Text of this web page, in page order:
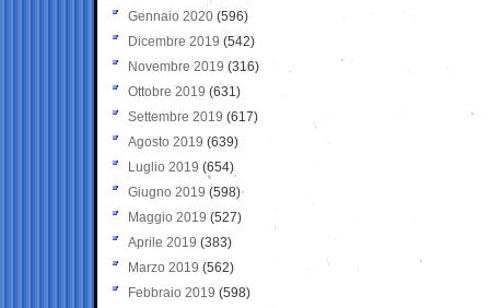
Gennaio 2020 (596)
Dicembre 2019 (542)
Novembre 2019 (316)
Ottobre 2019 (631)
Settembre 2019 (617)
Agosto 2019 (639)
Luglio 2019 (654)
Giugno 2019 (598)
Maggio 2019 (527)
Aprile 2019 (383)
Marzo 2019 (562)
Febbraio 2019 (598)